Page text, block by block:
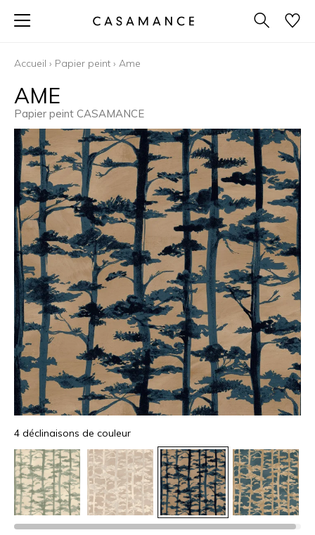
Accueil › Papier peint › Ame
AME
Papier peint CASAMANCE
4 déclinaisons de couleur